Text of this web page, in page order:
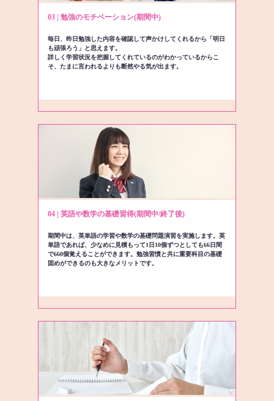
03 | 勉強のモチベーション(期間中)
毎日、昨日勉強した内容を確認して声かけしてくれるから「明日
も頑張ろう」と思えます。
詳しく学習状況を把握してくれているのがわかっているからこ
そ、たまに言われるよりも断然やる気が出ます。
04 | 英語や数学の基礎習得(期間中/終了後)
期間中は、英単語の学習や数学の基礎問題演習を実施します。英
単語であれば、少なめに見積もって1日10個ずつとしても66日間
で660個覚えることができます。勉強習慣と共に重要科目の基礎
固めができるのも大きなメリットです。